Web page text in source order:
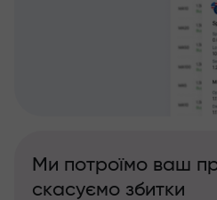
Ми потроїмо ваш
скасуємо збитки